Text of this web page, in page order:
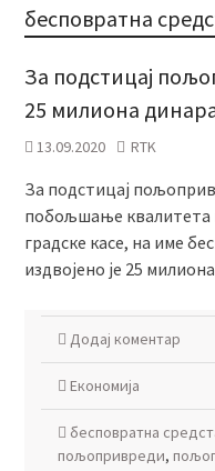
бесповратнa
За подстицај
25 милиона
13.09.2020 RTK
За подстицај
побољшање квалитета
градске касе, на име
издвојено је 25
Додај коментар
Економија
бесповратнa
пољопривреди,